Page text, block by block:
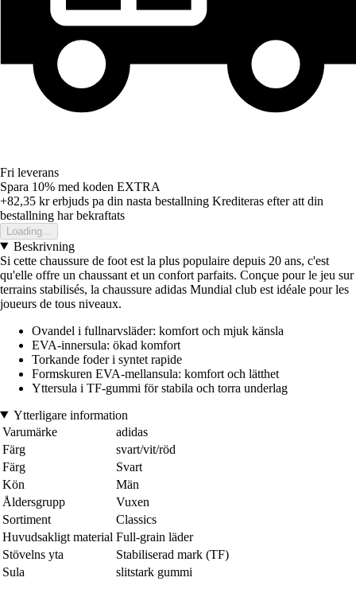
Fri leverans
Spara 10% med koden EXTRA
+82,35 krerbjuds pa din nasta bestallning Krediteras efter att din
bestallning har bekraftats
Loading...
Beskrivning
Si cette chaussure de foot est la plus populaire depuis 20 ans, c'est
qu'elle offre un chaussant et un confort parfaits. Conçue pour le jeu sur
terrains stabilisés, la chaussure adidas Mundial club est idéale pour les
joueurs de tous niveaux.
Ovandel i fullnarvsläder: komfort och mjuk känsla
EVA-innersula: ökad komfort
Torkande foder i syntet rapide
Formskuren EVA-mellansula: komfort och lätthet
Yttersula i TF-gummi för stabila och torra underlag
Ytterligare information
Varumärke
adidas
Färg
svart/vit/röd
Färg
Svart
Kön
Män
Åldersgrupp
Vuxen
Sortiment
Classics
Huvudsakligt material Full-grain läder
Stövelns yta
Stabiliserad mark (TF)
Sula
slitstark gummi